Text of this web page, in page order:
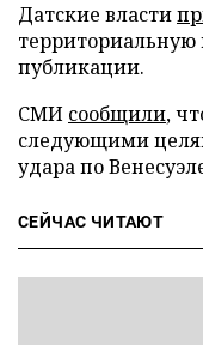
Датские власти
территориальную
публикации.
СМИ сообщили,
следующими
удара по
СЕЙЧАС ЧИТАЮТ